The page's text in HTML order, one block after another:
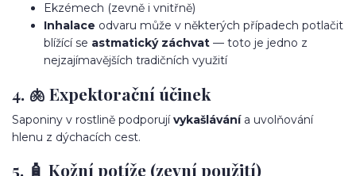
Ekzémech (zevně i vnitřně)
Inhalace odvaru může v některých případech potlačit
blížící se astmatický záchvat — toto je jedno z
nejzajímavějších tradičních využití
4. 🫁 Expektorační účinek
Saponiny v rostlině podporujívykašlávánía uvolňování
hlenu z dýchacích cest.
5. 🧴 Kožní potíže (zevní použití)